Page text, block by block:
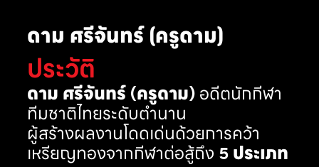
ดาม ศรีจันทร์ (ครูดาม)
ประวัติ
ดาม ศรีจันทร์ (ครูดาม)อดีตนักกีฬา
ทีมชาติไทยระดับตำนาน
ผู้สร้างผลงานโดดเด่นด้วยการคว้า
เหรียญทองจากกีฬาต่อสู้ถึง 5 ประเภท